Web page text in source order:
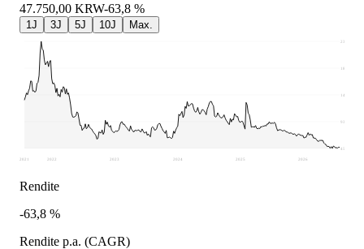
47.750,00 KRW-63,8 %
1J 3J 5J 10J Max.
45.750
93.563
141.375
189.188
237.000
2021 2022 2023 2024 2025 2026
Rendite
-63,8 %
Rendite p.a. (CAGR)